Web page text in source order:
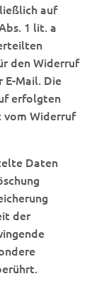
auf
1 lit. a
den Widerruf
Mail. Die
erfolgten
Widerruf
Daten
der